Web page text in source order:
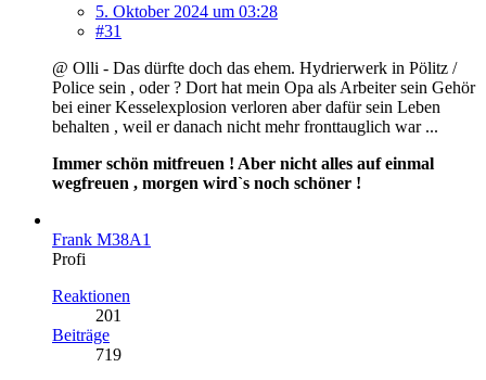
5. Oktober 2024 um 03:28
#31
@ Olli - Das dürfte doch das ehem. Hydrierwerk in Pölitz /
Police sein , oder ? Dort hat mein Opa als Arbeiter sein Gehör
bei einer Kesselexplosion verloren aber dafür sein Leben
behalten , weil er danach nicht mehr fronttauglich war ...
Immer schön mitfreuen ! Aber nicht alles auf einmal
wegfreuen , morgen wird`s noch schöner !
Frank M38A1
Profi
Reaktionen
201
Beiträge
719